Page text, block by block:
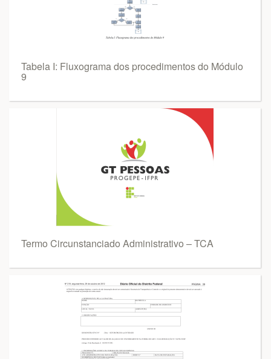
Tabela I: Fluxograma dos procedimentos do Módulo
9
Termo Circunstanciado Administrativo – TCA